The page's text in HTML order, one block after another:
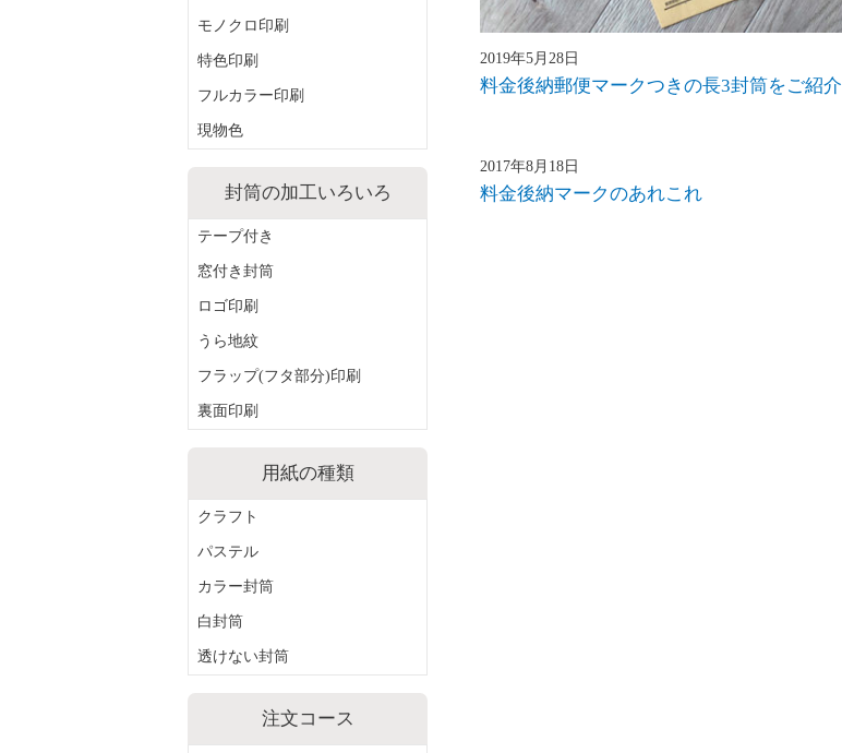
2019年5月28日
料金後納郵便マークつきの長3封筒をご紹介
2017年8月18日
料金後納マークのあれこれ
モノクロ印刷
特色印刷
フルカラー印刷
現物色
封筒の加工いろいろ
テープ付き
窓付き封筒
ロゴ印刷
うら地紋
フラップ(フタ部分)印刷
裏面印刷
用紙の種類
クラフト
パステル
カラー封筒
白封筒
透けない封筒
注文コース